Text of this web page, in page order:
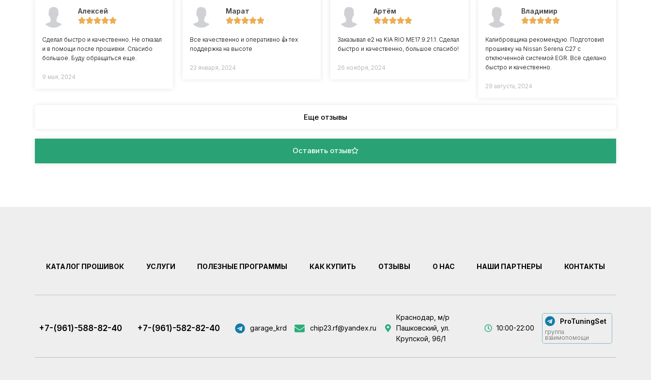
Алексей
Сделал быстро и качественно. Не отказал
и в помощи после прошивки. Спасибо
большое. Буду обращаться еще.
9 мая, 2024
Марат
Все качественно и оперативно 👍 тех
поддержка на высоте
23 января, 2024
Артём
Заказывал е2 на KIA RIO ME17.9.21.1. Сделал
быстро и качественно, большое спасибо!
26 ноября, 2024
Владимир
Калибровщика рекомендую. Подготовил
прошивку на Nissan Serena C27 с
отключенной системой EGR. Всё сделано
быстро и качественно.
29 августа, 2024
Еще отзывы
Оставить отзыв
КАТАЛОГ ПРОШИВОК УСЛУГИ ПОЛЕЗНЫЕ ПРОГРАММЫ КАК КУПИТЬ ОТЗЫВЫ О НАС НАШИ ПАРТНЕРЫ КОНТАКТЫ
+7-(961)-588-82-40 +7-(961)-582-82-40 garage_krd chip23.rf@yandex.ru
Краснодар, м/р
Пашковский, ул.
Крупской, 96/1
10:00-22:00
ProTuningSet
группа
взаимопомощи